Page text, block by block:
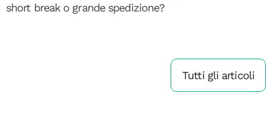
short break o grande spedizione?
Tutti gli articoli